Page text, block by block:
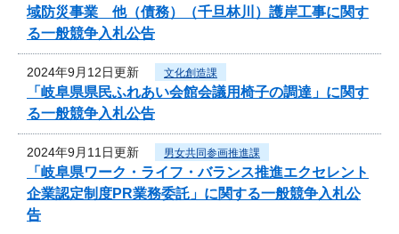
域防災事業 他（債務）（千旦林川）護岸工事に関す
る一般競争入札公告
2024年9月12日更新 文化創造課
「岐阜県県民ふれあい会館会議用椅子の調達」に関す
る一般競争入札公告
2024年9月11日更新 男女共同参画推進課
「岐阜県ワーク・ライフ・バランス推進エクセレント
企業認定制度PR業務委託」に関する一般競争入札公
告